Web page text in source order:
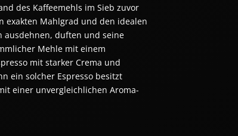
des Kaffeemehls im Sieb zuvor
exakten Mahlgrad und den idealen
ausdehnen, duften und seine
Mehle mit einem
mit starker Crema und
ein solcher Espresso besitzt
einer unvergleichlichen Aroma-